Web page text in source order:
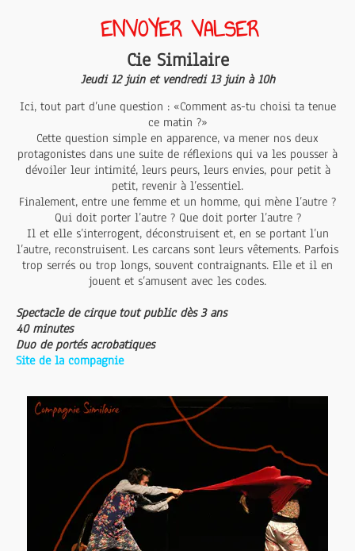
ENVOYER VALSER
Cie Similaire
Jeudi 12 juin et vendredi 13 juin à 10h
Ici, tout part d’une question : «Comment as-tu choisi ta tenue
ce matin ?»
Cette question simple en apparence, va mener nos deux
protagonistes dans une suite de réflexions qui va les pousser à
dévoiler leur intimité, leurs peurs, leurs envies, pour petit à
petit, revenir à l’essentiel.
Finalement, entre une femme et un homme, qui mène l’autre ?
Qui doit porter l’autre ? Que doit porter l’autre ?
Il et elle s’interrogent, déconstruisent et, en se portant l’un
l’autre, reconstruisent. Les carcans sont leurs vêtements. Parfois
trop serrés ou trop longs, souvent contraignants. Elle et il en
jouent et s’amusent avec les codes.
Spectacle de cirque tout public dès 3 ans
40 minutes
Duo de portés acrobatiques
Site de la compagnie